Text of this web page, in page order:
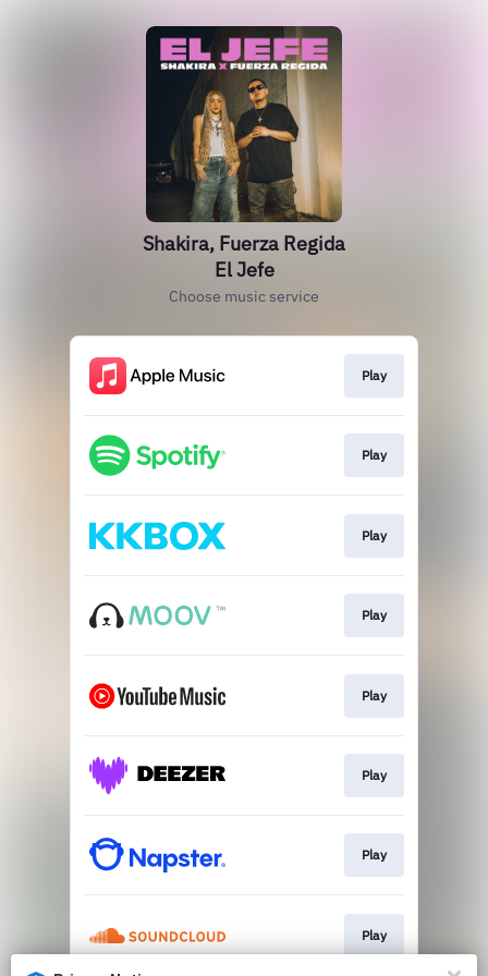
Shakira, Fuerza Regida
El Jefe
Choose music service
Play
Play
Play
Play
Play
Play
Play
Play